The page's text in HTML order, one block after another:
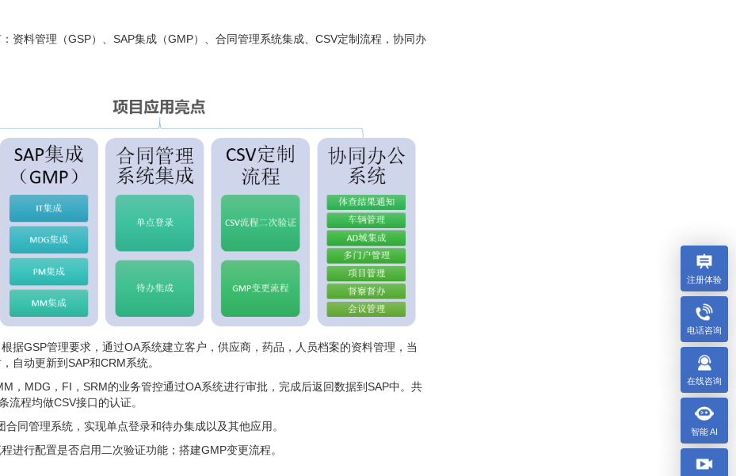
资料管理（GSP）、SAP集成（GMP）、合同管理系统集成、CSV定制流程，协同办
据GSP管理要求，通过OA系统建立客户，供应商，药品，人员档案的资料管理，当
自动更新到SAP和CRM系统。
，MDG，FI，SRM的业务管控通过OA系统进行审批，完成后返回数据到SAP中。共
流程均做CSV接口的认证。
同管理系统，实现单点登录和待办集成以及其他应用。
进行配置是否启用二次验证功能；搭建GMP变更流程。
注册体验
电话咨询
在线咨询
智能 AI